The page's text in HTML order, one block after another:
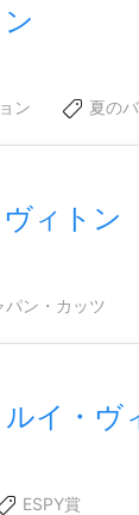
ン 夏の
ィトン
パン・カッツ
イ・ヴ
ESPY賞